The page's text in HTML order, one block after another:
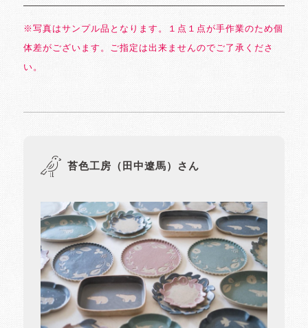
※写真はサンプル品となります。１点１点が手作業のため個
体差がございます。ご指定は出来ませんのでご了承くださ
い。
苔色工房（田中遼馬）さん